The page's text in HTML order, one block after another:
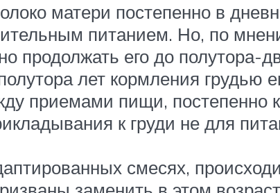
матери постепенно в
питанием. Но, по
продолжать его до полутора-
лет кормления грудью
приемами пищи, постепенно
к груди не для
смесях,